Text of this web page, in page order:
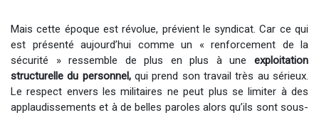
Mais cette époque est révolue, prévient le syndicat. Car ce qui
est présenté aujourd’hui comme un « renforcement de la
sécurité » ressemble de plus en plus à une exploitation
structurelle du personnel,qui prend son travail très au sérieux.
Le respect envers les militaires ne peut plus se limiter à des
applaudissements et à de belles paroles alors qu’ils sont sous-